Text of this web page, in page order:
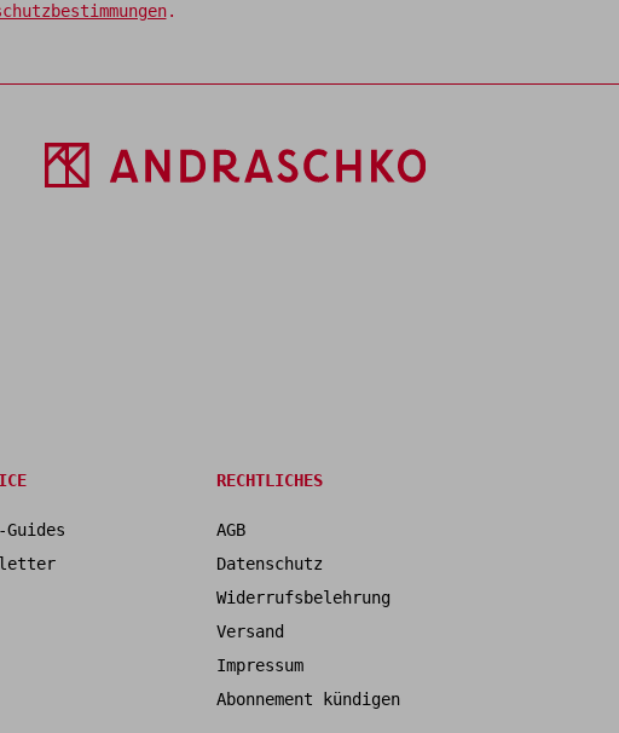
.
Guides
RECHTLICHES
AGB
Datenschutz
Widerrufsbelehrung
Versand
Impressum
Abonnement kündigen